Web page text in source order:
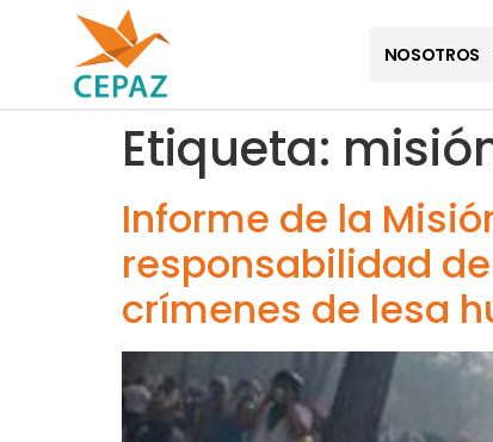
NOSOTROS
Etiqueta:
Informe de la
responsabilidad
crímenes de lesa